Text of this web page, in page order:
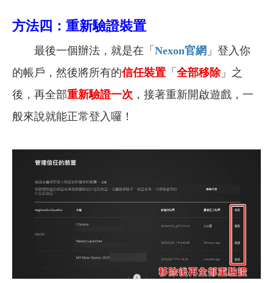
方法四：重新驗證裝置
最後一個辦法，就是在「 Nexon官網 」登入你
的帳戶，然後將所有的信任裝置 「 全部移除」之
後，再全部重新驗證一次 ，接著重新開啟遊戲，一
般來說就能正常登入囉！